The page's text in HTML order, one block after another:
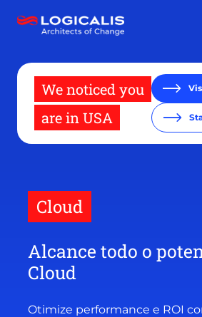
para
We noticed you
are in USA
Cloud
Alcance todo o
Cloud
Otimize performance e ROI